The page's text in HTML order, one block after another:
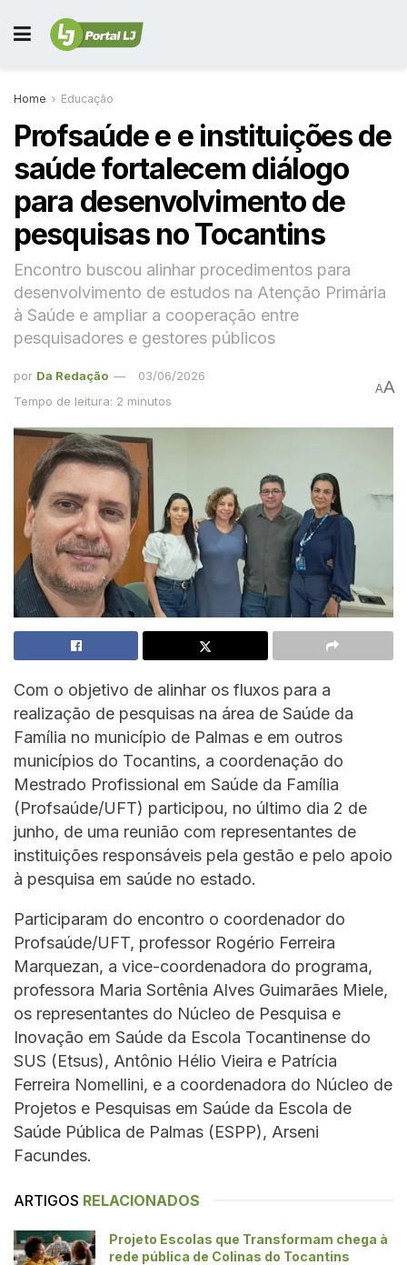
Home Educação
Profsaúde e e instituições de
saúde fortalecem diálogo
para desenvolvimento de
pesquisas no Tocantins
Encontro buscou alinhar procedimentos para
desenvolvimento de estudos na Atenção Primária
à Saúde e ampliar a cooperação entre
pesquisadores e gestores públicos
por Da Redação
03/06/2026
Tempo de leitura: 2 minutos
AA
Com o objetivo de alinhar os fluxos para a
realização de pesquisas na área de Saúde da
Família no município de Palmas e em outros
municípios do Tocantins, a coordenação do
Mestrado Profissional em Saúde da Família
(Profsaúde/UFT) participou, no último dia 2 de
junho, de uma reunião com representantes de
instituições responsáveis pela gestão e pelo apoio
à pesquisa em saúde no estado.
Participaram do encontro o coordenador do
Profsaúde/UFT, professor Rogério Ferreira
Marquezan, a vice-coordenadora do programa,
professora Maria Sortênia Alves Guimarães Miele,
os representantes do Núcleo de Pesquisa e
Inovação em Saúde da Escola Tocantinense do
SUS (Etsus), Antônio Hélio Vieira e Patrícia
Ferreira Nomellini, e a coordenadora do Núcleo de
Projetos e Pesquisas em Saúde da Escola de
Saúde Pública de Palmas (ESPP), Arseni
Facundes.
ARTIGOS RELACIONADOS
Projeto Escolas que Transformam chega à
rede pública de Colinas do Tocantins